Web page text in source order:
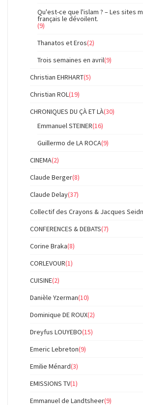
Qu'est-ce que l'islam ? – Les sites
français le dévoilent.
(9)
Thanatos et Eros(2)
Trois semaines en avril(9)
Christian EHRHART(5)
Christian ROL(19)
CHRONIQUES DU ÇÀ ET LÀ(30)
Emmanuel STEINER(16)
Guillermo de LA ROCA(9)
CINEMA(2)
Claude Berger(8)
Claude Delay(37)
Collectif des Crayons & Jacques
CONFERENCES & DEBATS(7)
Corine Braka(8)
CORLEVOUR(1)
CUISINE(2)
Danièle Yzerman(10)
Dominique DE ROUX(2)
Dreyfus LOUYEBO(15)
Emeric Lebreton(9)
Emilie Ménard(3)
EMISSIONS TV(1)
Emmanuel de Landtsheer(9)